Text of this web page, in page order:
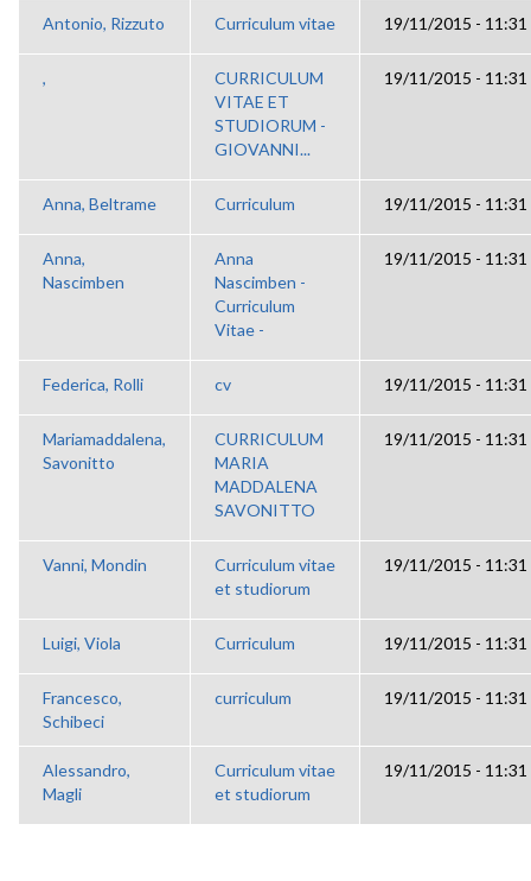
Antonio, Rizzuto Curriculum vitae 19/11/2015 - 11:31
,
CURRICULUM
VITAE ET
STUDIORUM -
GIOVANNI...
19/11/2015 - 11:31
Anna, Beltrame Curriculum 19/11/2015 - 11:31
Anna,
Nascimben
Anna
Nascimben -
Curriculum
Vitae -
19/11/2015 - 11:31
Federica, Rolli cv 19/11/2015 - 11:31
Mariamaddalena,
Savonitto
CURRICULUM
MARIA
MADDALENA
SAVONITTO
19/11/2015 - 11:31
Vanni, Mondin
Curriculum vitae
et studiorum
19/11/2015 - 11:31
Luigi, Viola Curriculum 19/11/2015 - 11:31
Francesco,
Schibeci
curriculum 19/11/2015 - 11:31
Alessandro,
Magli
Curriculum vitae
et studiorum
19/11/2015 - 11:31